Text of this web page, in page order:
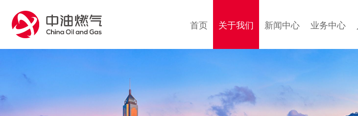
首页 关于我们 新闻中心 业务中心